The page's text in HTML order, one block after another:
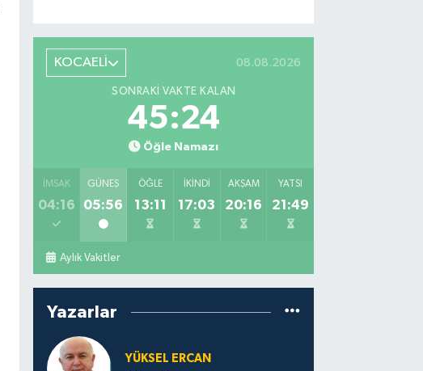
KOCAELİ 08.08.2026
SONRAKI VAKTE KALAN
45:23
Öğle Namazı
İMSAK
04:16
GÜNEŞ
05:56
ÖĞLE
13:11
İKINDI
17:03
AKŞAM
20:16
YATSI
21:49
Aylık Vakitler
Yazarlar
YÜKSEL ERCAN